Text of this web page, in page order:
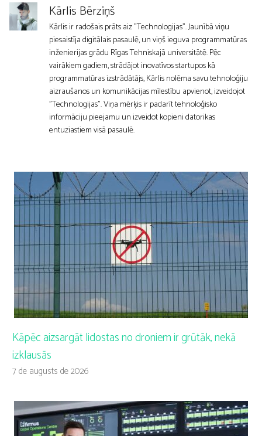
Kārlis Bērziņš
Kārlis ir radošais prāts aiz "Technologijas". Jaunībā viņu
piesaistīja digitālais pasaulē, un viņš ieguva programmatūras
inženierijas grādu Rīgas Tehniskajā universitātē. Pēc
vairākiem gadiem, strādājot inovatīvos startupos kā
programmatūras izstrādātājs, Kārlis nolēma savu tehnoloģiju
aizraušanos un komunikācijas mīlestību apvienot, izveidojot
"Technologijas". Viņa mērķis ir padarīt tehnoloģisko
informāciju pieejamu un izveidot kopieni datorikas
entuziastiem visā pasaulē.
Kāpēc aizsargāt lidostas no droniem ir grūtāk, nekā
izklausās
7 de augusts de 2026